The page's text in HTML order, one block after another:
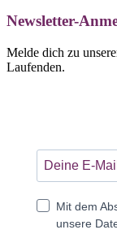
Newsletter-
Melde dich zu
Laufenden.
Mit dem
unsere